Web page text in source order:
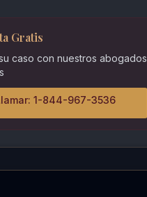
Gratis
caso con nuestros abogados
1-844-967-3536